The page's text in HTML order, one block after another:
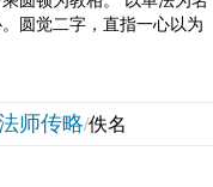
圆觉二字，直指一心以为
师传略/佚名